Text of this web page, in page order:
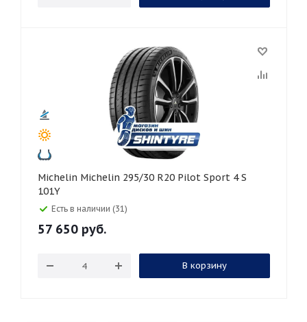
Michelin Michelin 295/30 R20 Pilot Sport 4 S
101Y
Есть в наличии (31)
57 650 руб.
В корзину